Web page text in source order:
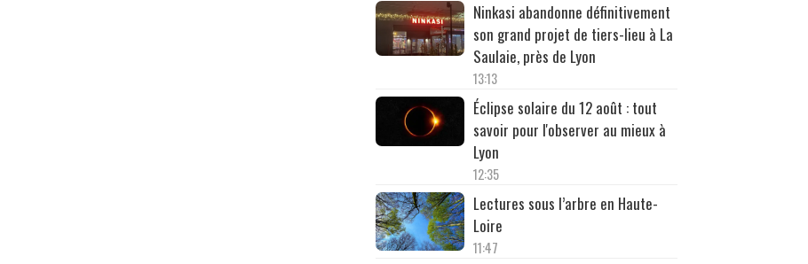
Ninkasi abandonne définitivement
son grand projet de tiers-lieu à La
Saulaie, près de Lyon
13:13
Éclipse solaire du 12 août : tout
savoir pour l'observer au mieux à
Lyon
12:35
Lectures sous l’arbre en Haute-
Loire
11:47